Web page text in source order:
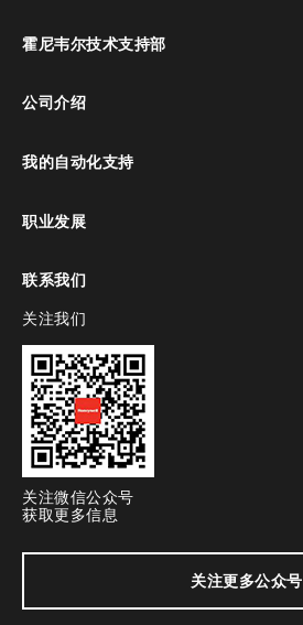
霍尼韦尔技术支持部
公司介绍
我的自动化支持
职业发展
联系我们
toggle view
关注我们
关注微信公众号
获取更多信息
关注更多公众号